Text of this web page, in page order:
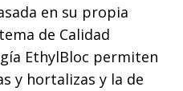
en su propia
de Calidad
EthylBloc permiten
y hortalizas y la de